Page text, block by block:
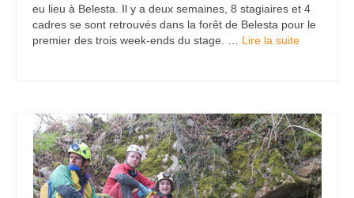
Galerie Secours
Blog
Téléchargements
Echos des Ténèbres
SC Arize Bulletins
eu lieu à Belesta. Il y a deux semaines, 8 stagiaires et 4
cadres se sont retrouvés dans la forêt de Belesta pour le
premier des trois week-ends du stage. … Lire la suite­­